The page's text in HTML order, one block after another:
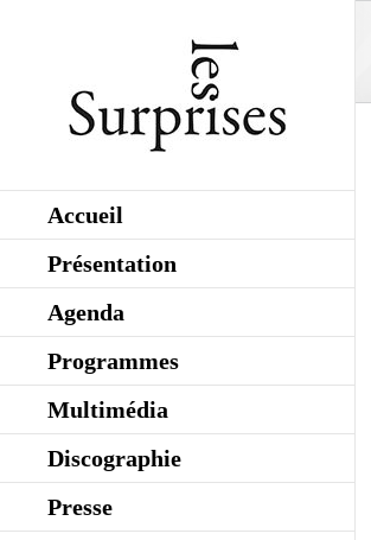
Accueil
Présentation
Agenda
Programmes
Multimédia
Discographie
Presse